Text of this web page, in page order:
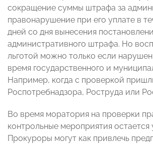
сокращение суммы штрафа за
правонарушение при его уплате в
дней со дня вынесения
административного штрафа. Но
льготой можно только если
время государственного и
Например, когда с проверкой
Роспотребнадзора, Роструда или
Во время моратория на проверки
контрольные мероприятия остается
Прокуроры могут как привлечь